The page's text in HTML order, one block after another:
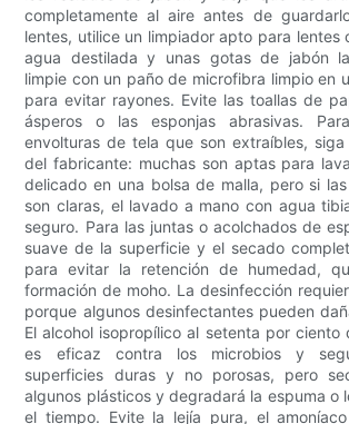
completamente al aire antes de
lentes, utilice un limpiador apto para lentes
agua destilada y unas gotas de jabón
limpie con un paño de microfibra limpio en
para evitar rayones. Evite las toallas de
ásperos o las esponjas abrasivas.
envolturas de tela que son extraíbles, siga
del fabricante: muchas son aptas para
delicado en una bolsa de malla, pero si
son claras, el lavado a mano con agua
seguro. Para las juntas o acolchados de
suave de la superficie y el secado
para evitar la retención de humedad,
formación de moho. La desinfección
porque algunos desinfectantes pueden
El alcohol isopropílico al setenta por ciento
es eficaz contra los microbios y
superficies duras y no porosas, pero
algunos plásticos y degradará la espuma o
el tiempo. Evite la lejía pura, el